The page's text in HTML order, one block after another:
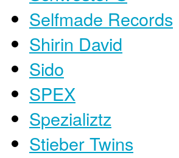
Selfmade Records
Shirin David
Sido
SPEX
Spezializtz
Stieber Twins